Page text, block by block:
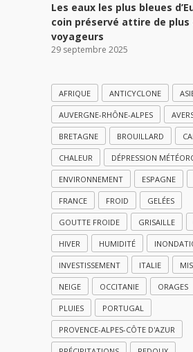
Les eaux les plus bleues
coin préservé attire de plus
voyageurs
29 septembre 2025
AFRIQUE ANTICYCLONE
AUVERGNE-RHÔNE-ALPES
BRETAGNE BROUILLARD
CHALEUR DÉPRESSION
ENVIRONNEMENT ESPAGNE
FRANCE FROID GELÉES
GOUTTE FROIDE GRISAILLE
HIVER HUMIDITÉ
INVESTISSEMENT ITALIE
NEIGE OCCITANIE ORAGES
PLUIES PORTUGAL
PROVENCE-ALPES-CÔTE D'AZUR